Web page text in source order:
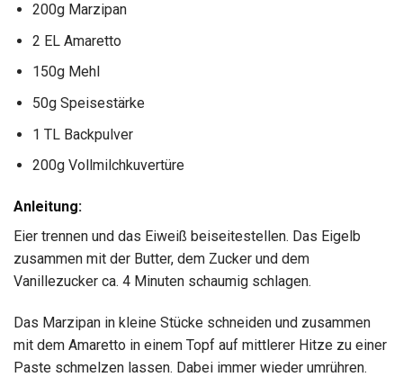
200g Marzipan
2 EL Amaretto
150g Mehl
50g Speisestärke
1 TL Backpulver
200g Vollmilchkuvertüre
Anleitung:
Eier trennen und das Eiweiß beiseitestellen. Das Eigelb
zusammen mit der Butter, dem Zucker und dem
Vanillezucker ca. 4 Minuten schaumig schlagen.
Das Marzipan in kleine Stücke schneiden und zusammen
mit dem Amaretto in einem Topf auf mittlerer Hitze zu einer
Paste schmelzen lassen. Dabei immer wieder umrühren.